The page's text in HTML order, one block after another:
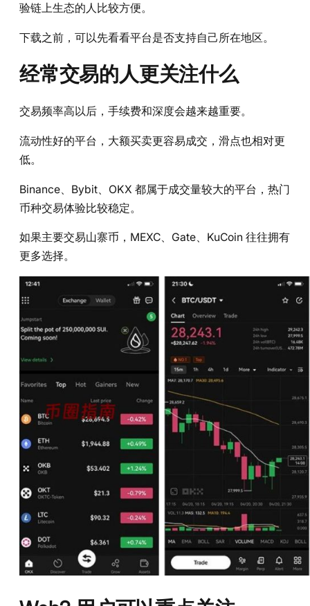
验链上生态的人比较方便。
下载之前，可以先看看平台是否支持自己所在地区。
经常交易的人更关注什么
交易频率高以后，手续费和深度会越来越重要。
流动性好的平台，大额买卖更容易成交，滑点也相对更
低。
Binance、Bybit、OKX 都属于成交量较大的平台，热门
币种交易体验比较稳定。
如果主要交易山寨币，MEXC、Gate、KuCoin 往往拥有
更多选择。